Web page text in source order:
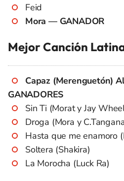
Feid
Mora — GANADOR
Mejor Canción
Capaz (Merenguetón)
GANADORES
Sin Ti (Morat y Jay
Droga (Mora y
Hasta que me enamoro
Soltera (Shakira)
La Morocha (Luck Ra)